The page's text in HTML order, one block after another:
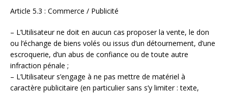
Article 5.3 : Commerce / Publicité
– L’Utilisateur ne doit en aucun cas proposer la vente, le don
ou l’échange de biens volés ou issus d’un détournement, d’une
escroquerie, d’un abus de confiance ou de toute autre
infraction pénale ;
– L’Utilisateur s’engage à ne pas mettre de matériel à
caractère publicitaire (en particulier sans s’y limiter : texte,